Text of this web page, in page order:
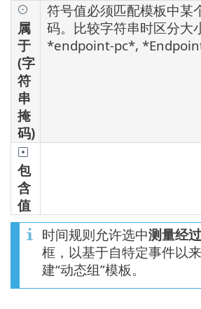
属
于
(字
符
串
掩
码)
符号值必须匹配模板中某
码。比较字符串时区分大
*endpoint-pc*,
包
含
值
时间规则允许选中测量经
框，以基于自特定事件以
建“动态组”模板。